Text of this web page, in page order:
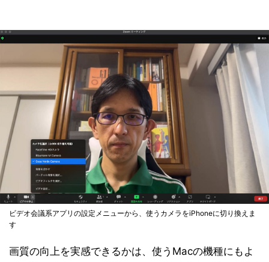
ビデオ会議系アプリの設定メニューから、使うカメラをiPhoneに切り換えま
す
画質の向上を実感できるかは、使うMacの機種にもよ